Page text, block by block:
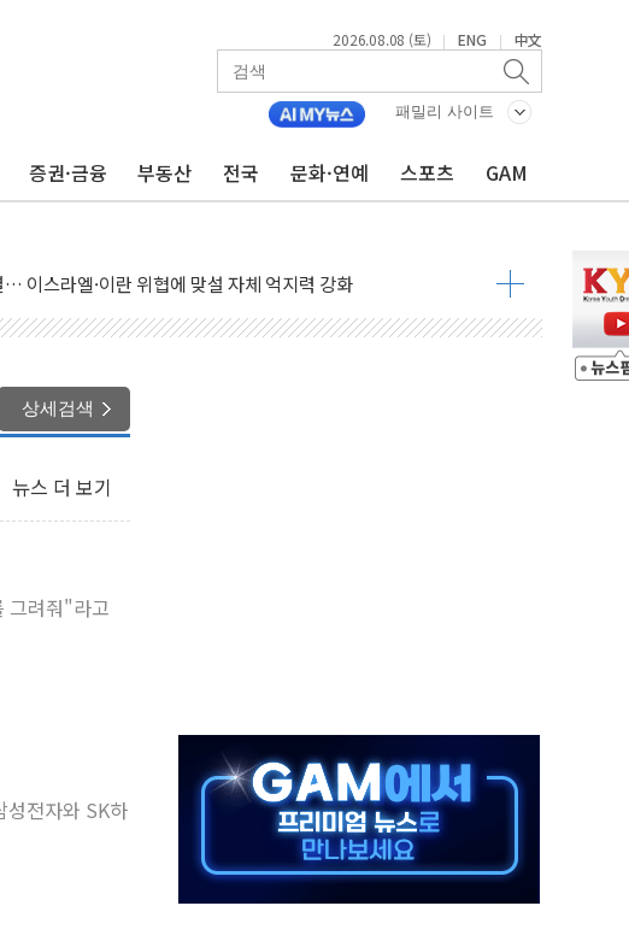
2026.08.08 (토) | ENG | 中文
패밀리 사이트
증권·금융 부동산 전국 문화·연예 스포츠 GAM
혹 소명" 요구
가능성 낮아지며 상승… STOXX 600 지수는 나흘 연속 최고치
이스라엘·이란 위협에 맞설 자체 억지력 강화
음 주"
상 '올스톱'… 美 해상봉쇄 영향
했나" 촉각
후퇴…나스닥 선물 1%대 상승
플레어·태양광주↑ VS 트레이드데스크·웬디스↓
… "전폭적 공급 확대·속도전 총력"
태양광주 급등
상세검색
뉴스 더 보기
그려줘"라고